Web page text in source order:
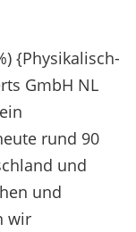
{Physikalisch-
GmbH NL
rund 90
und
und
wir